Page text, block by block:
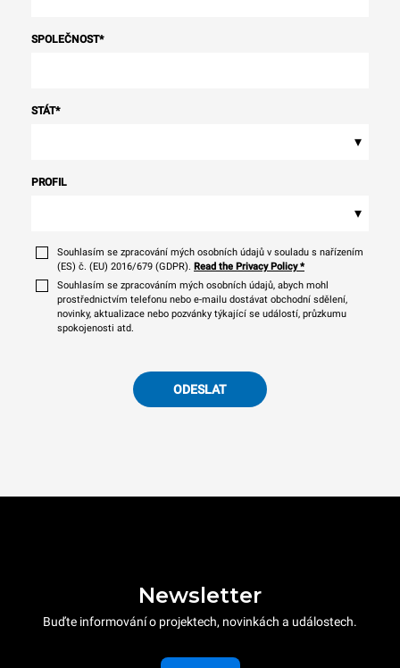
SPOLEČNOST*
STÁT*
▾
PROFIL
▾
Souhlasím se zpracování mých osobních údajů v souladu s nařízením
(ES) č. (EU) 2016/679 (GDPR). Read the Privacy Policy*
Souhlasím se zpracováním mých osobních údajů, abych mohl
prostřednictvím telefonu nebo e-mailu dostávat obchodní sdělení,
novinky, aktualizace nebo pozvánky týkající se událostí, průzkumu
spokojenosti atd.
ODESLAT
Newsletter
Buďte informování o projektech, novinkách a událostech.